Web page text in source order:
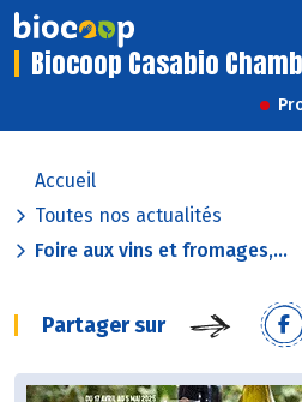
Biocoop Casabio
Accueil
Toutes nos actualités
Foire aux vins et fromages,...
Partager sur